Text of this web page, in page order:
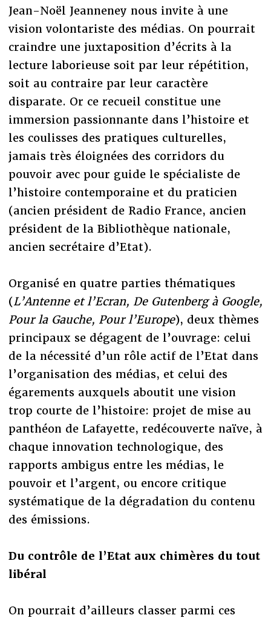
Jean-Noël Jeanneney nous invite à une
vision volontariste des médias. On pourrait
craindre une juxtaposition d’écrits à la
lecture laborieuse soit par leur répétition,
soit au contraire par leur caractère
disparate. Or ce recueil constitue une
immersion passionnante dans l’histoire et
les coulisses des pratiques culturelles,
jamais très éloignées des corridors du
pouvoir avec pour guide le spécialiste de
l’histoire contemporaine et du praticien
(ancien président de Radio France, ancien
président de la Bibliothèque nationale,
ancien secrétaire d’Etat).
Organisé en quatre parties thématiques
(L’Antenne et l’Ecran, De Gutenberg à Google,
Pour la Gauche, Pour l’Europe), deux thèmes
principaux se dégagent de l’ouvrage: celui
de la nécessité d’un rôle actif de l’Etat dans
l’organisation des médias, et celui des
égarements auxquels aboutit une vision
trop courte de l’histoire: projet de mise au
panthéon de Lafayette, redécouverte naïve, à
chaque innovation technologique, des
rapports ambigus entre les médias, le
pouvoir et l’argent, ou encore critique
systématique de la dégradation du contenu
des émissions.
Du contrôle de l’Etat aux chimères du tout
libéral
On pourrait d’ailleurs classer parmi ces